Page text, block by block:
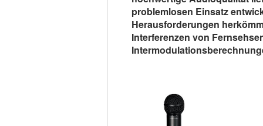
problemlosen Einsatz
Herausforderungen
Interferenzen von